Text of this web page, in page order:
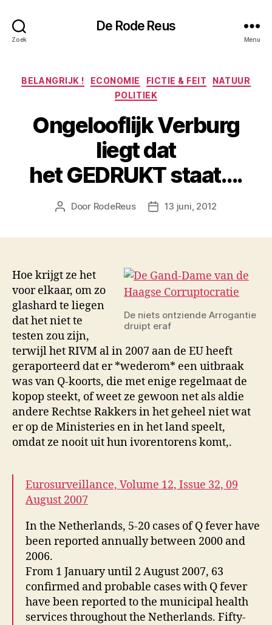
Zoek
De Rode Reus
Menu
Categorieën
BELANGRIJK ! ECONOMIE FICTIE & FEIT
NATUUR
POLITIEK
Ongelooflijk Verburg
liegt dat
het GEDRUKT staat….
Berichtauteur
Door RodeReus Berichtdatum
13 juni, 2012
De niets ontziende Arrogantie
druipt eraf
Hoe krijgt ze het
voor elkaar, om zo
glashard te liegen
dat het niet te
testen zou zijn,
terwijl het RIVM al in 2007 aan de EU heeft
geraporteerd dat er *wederom* een uitbraak
was van Q-koorts, die met enige regelmaat de
kopop steekt, of weet ze gewoon net als aldie
andere Rechtse Rakkers in het geheel niet wat
er op de Ministeries en in het land speelt,
omdat ze nooit uit hun ivorentorens komt,.
Eurosurveillance, Volume 12, Issue 32, 09
August 2007
In the Netherlands, 5-20 cases of Q fever have
been reported annually between 2000 and
2006.
From 1 January until 2 August 2007, 63
confirmed and probable cases with Q fever
have been reported to the municipal health
services throughout the Netherlands. Fifty-